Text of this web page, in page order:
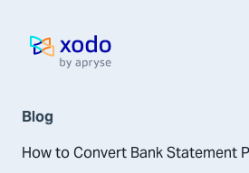
Hjemmeside
Blog
How to Convert Bank Statement